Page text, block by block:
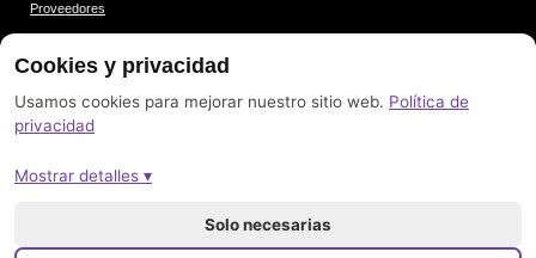
Proveedores
Créditos de las imágenes
Pie de imprenta
Cookies y privacidad
Usamos cookies para mejorar nuestro sitio web. Política de
privacidad
Mostrar detalles ▾
Solo necesarias